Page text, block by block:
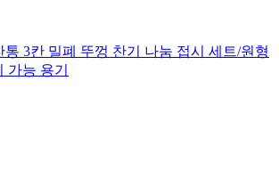
통 3칸 밀폐 뚜껑 찬기 나눔 접시 세트/원형
가능 용기